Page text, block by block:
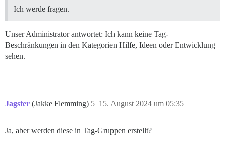
Ich werde fragen.
Unser Administrator antwortet: Ich kann keine Tag-
Beschränkungen in den Kategorien Hilfe, Ideen oder Entwicklung
sehen.
Jagster (Jakke Flemming) 15. August 2024 um 05:35
5
Ja, aber werden diese in Tag-Gruppen erstellt?